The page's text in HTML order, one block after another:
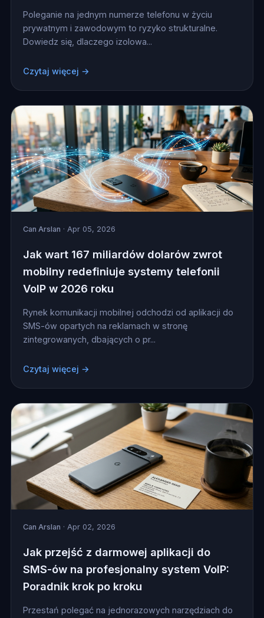
Poleganie na jednym numerze telefonu w życiu
prywatnym i zawodowym to ryzyko strukturalne.
Dowiedz się, dlaczego izolowa...
Czytaj więcej →
Can Arslan · Apr 05, 2026
Jak wart 167 miliardów dolarów zwrot
mobilny redefiniuje systemy telefonii
VoIP w 2026 roku
Rynek komunikacji mobilnej odchodzi od aplikacji do
SMS-ów opartych na reklamach w stronę
zintegrowanych, dbających o pr...
Czytaj więcej →
Can Arslan · Apr 02, 2026
Jak przejść z darmowej aplikacji do
SMS-ów na profesjonalny system VoIP:
Poradnik krok po kroku
Przestań polegać na jednorazowych narzędziach do